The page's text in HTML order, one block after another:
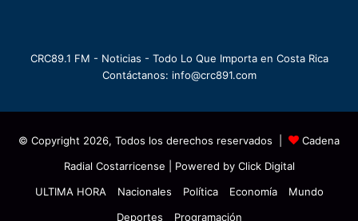
CRC89.1 FM - Noticias - Todo Lo Que Importa en Costa Rica
Contáctanos: info@crc891.com
© Copyright 2026, Todos los derechos reservados |
Cadena
Radial Costarricense | Powered by Click Digital
ULTIMA HORA
Nacionales Política Economía
Mundo
Deportes
Programación